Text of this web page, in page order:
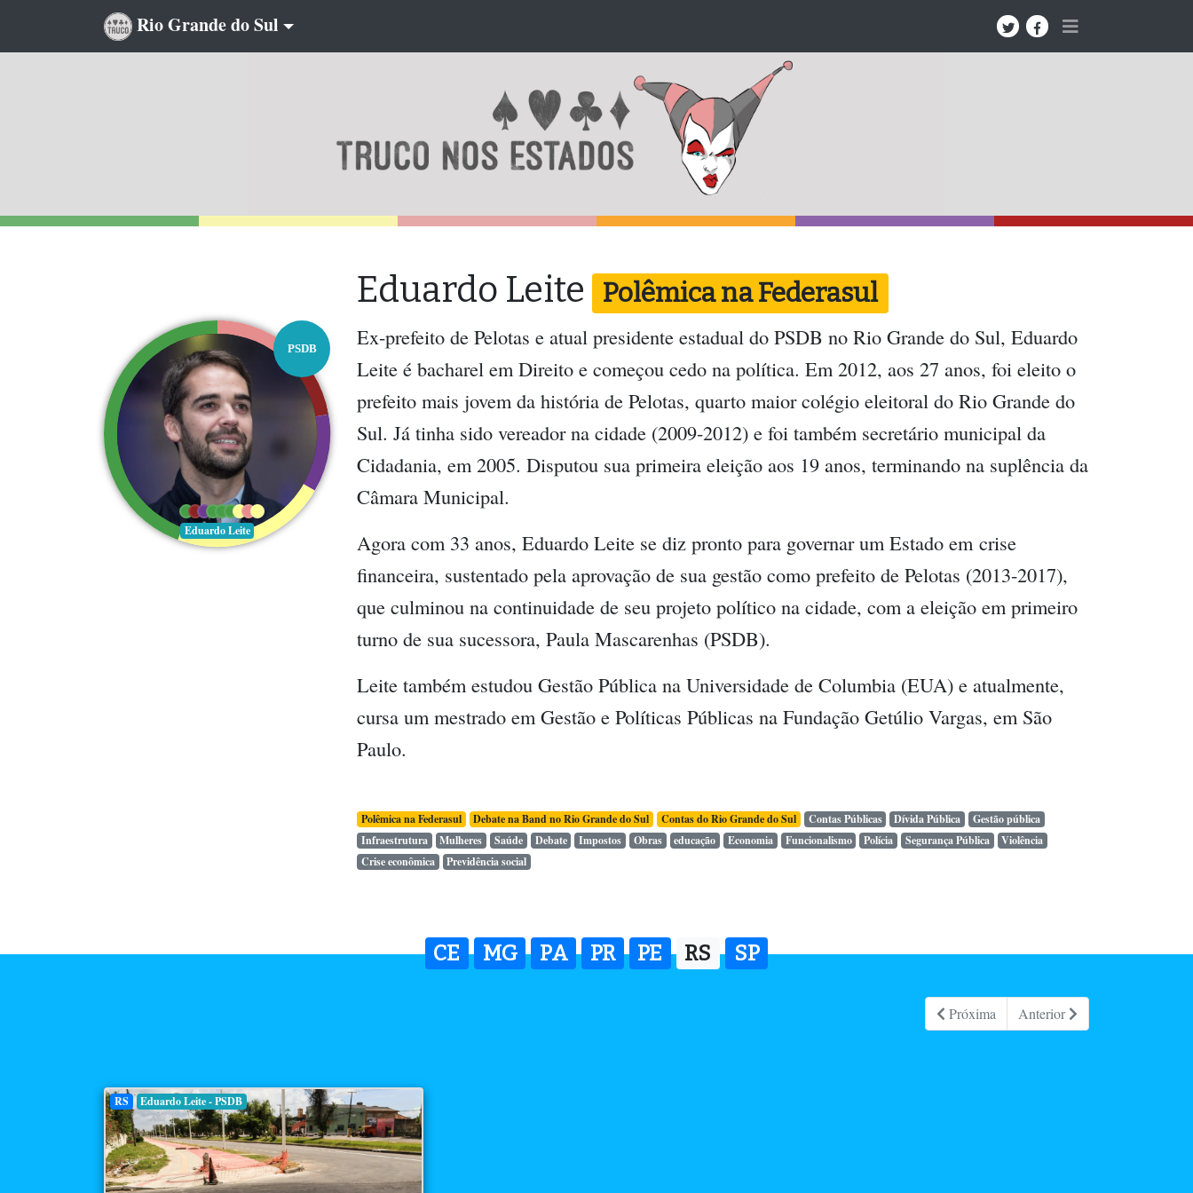
Rio Grande do Sul
Eduardo Leite Polêmica na Federasul
PSDB
Eduardo Leite
Ex-prefeito de Pelotas e atual presidente estadual do PSDB no Rio Grande do Sul, Eduardo
Leite é bacharel em Direito e começou cedo na política. Em 2012, aos 27 anos, foi eleito o
prefeito mais jovem da história de Pelotas, quarto maior colégio eleitoral do Rio Grande do
Sul. Já tinha sido vereador na cidade (2009-2012) e foi também secretário municipal da
Cidadania, em 2005. Disputou sua primeira eleição aos 19 anos, terminando na suplência da
Câmara Municipal.
Agora com 33 anos, Eduardo Leite se diz pronto para governar um Estado em crise
financeira, sustentado pela aprovação de sua gestão como prefeito de Pelotas (2013-2017),
que culminou na continuidade de seu projeto político na cidade, com a eleição em primeiro
turno de sua sucessora, Paula Mascarenhas (PSDB).
Leite também estudou Gestão Pública na Universidade de Columbia (EUA) e atualmente,
cursa um mestrado em Gestão e Políticas Públicas na Fundação Getúlio Vargas, em São
Paulo.
Polêmica na Federasul Debate na Band no Rio Grande do Sul Contas do Rio Grande do Sul Contas Públicas Dívida Pública
Gestão pública
Infraestrutura
Mulheres Saúde Debate Impostos Obras educação Economia Funcionalismo Polícia Segurança Pública
Violência
Crise econômica
Previdência social
CE MG PA PR PE RS SP
Próxima Anterior
RS Eduardo Leite - PSDB